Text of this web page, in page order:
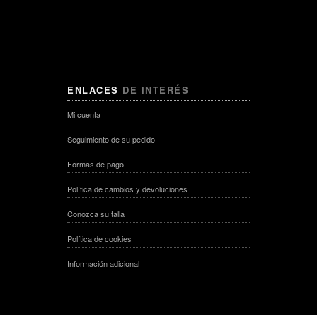
ENLACES DE INTERÉS
Mi cuenta
Seguimiento de su pedido
Formas de pago
Política de cambios y devoluciones
Conozca su talla
Política de cookies
Información adicional